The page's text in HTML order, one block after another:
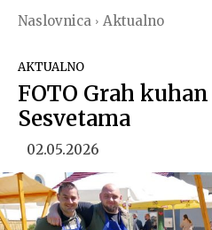
Naslovnica Aktualno
AKTUALNO
FOTO Grah
Sesvetama
02.05.2026